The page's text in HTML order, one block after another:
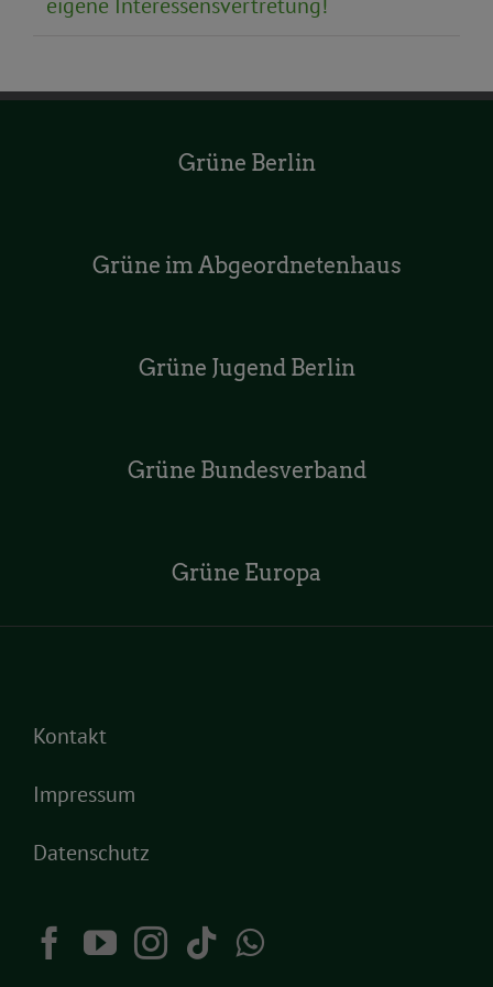
Grüne Berlin
Grüne im Abgeordnetenhaus
Grüne Jugend Berlin
Grüne Bundesverband
Grüne Europa
Kontakt
Impressum
Datenschutz